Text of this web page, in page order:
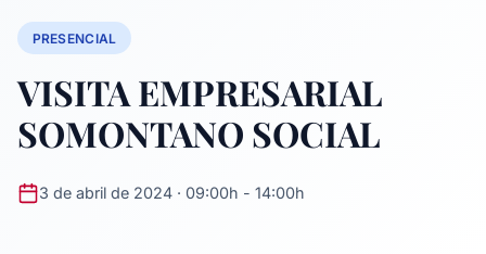
PRESENCIAL
VISITA EMPRESARIAL
SOMONTANO SOCIAL
3 de abril de 2024 · 09:00h - 14:00h